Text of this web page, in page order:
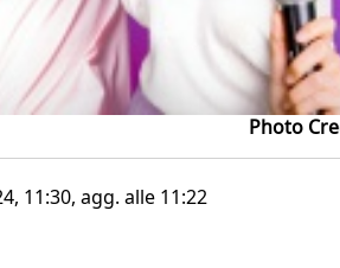
Photo
11:30, agg. alle 11:22